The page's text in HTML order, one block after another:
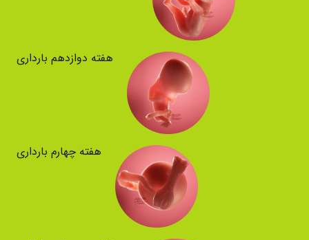
هفته دوازدهم بارداری
هفته چهارم بارداری